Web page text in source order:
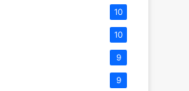
10
10
9
9